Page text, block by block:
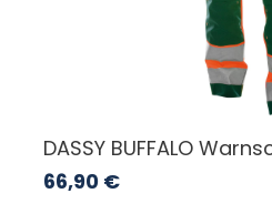
DASSY BUFFALO
66,90 €